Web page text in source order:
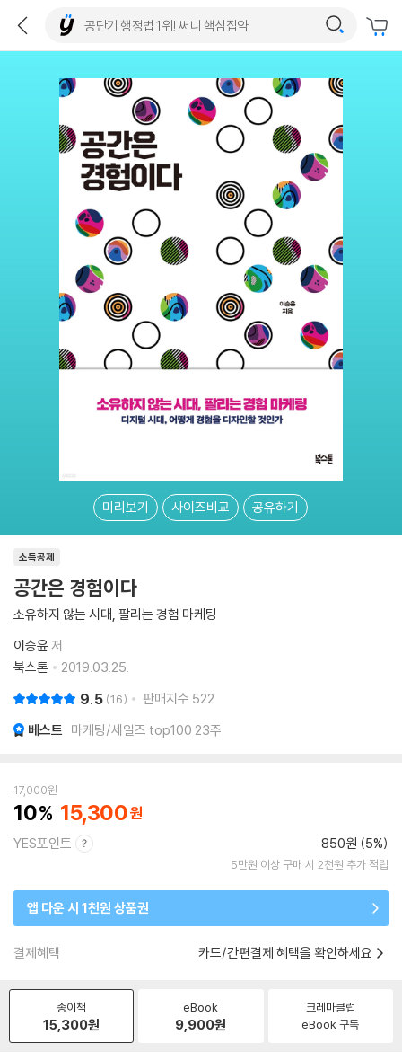
미리보기 사이즈비교 공유하기
소득공제
공간은 경험이다
소유하지 않는 시대, 팔리는 경험 마케팅
이승윤 저
북스톤
2019.03.25.
9.5 16 판매지수 522
베스트 마케팅/세일즈 top100 23주
17,000원
10 15,300
YES포인트 850원 (5%)
5만원 이상 구매 시 2천원 추가 적립
앱 다운 시 1천원 상품권
결제혜택 카드/간편결제 혜택을 확인하세요
종이책
15,300원
eBook
9,900원
크레마클럽
eBook 구독